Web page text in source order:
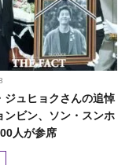
ジュヒョクさんの追悼
ビン、ソン・スンホ
人が参席